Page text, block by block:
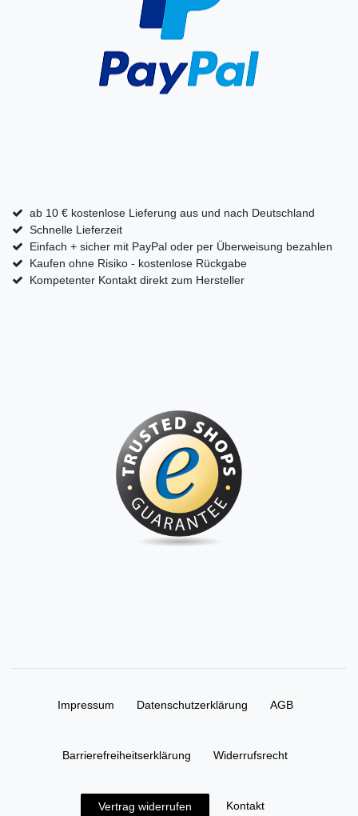
ab 10 € kostenlose Lieferung aus und nach Deutschland
Schnelle Lieferzeit
Einfach + sicher mit PayPal oder per Überweisung bezahlen
Kaufen ohne Risiko - kostenlose Rückgabe
Kompetenter Kontakt direkt zum Hersteller
Impressum Daten­schutz­erklärung AGB
Barrierefreiheitserklärung Widerrufs­recht
Vertrag widerrufen Kontakt